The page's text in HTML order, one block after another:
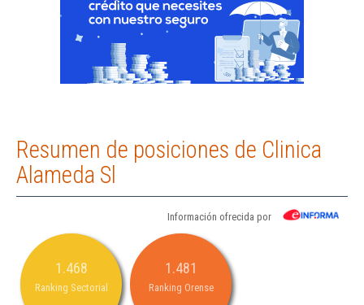
Resumen de posiciones de Clinica
Alameda Sl
Información ofrecida por
1.468
Ranking Sectorial
1.481
Ranking Orense